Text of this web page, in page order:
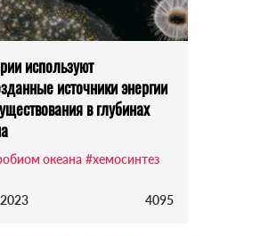
используют
источники энергии
в глубинах
океана #хемосинтез
4095